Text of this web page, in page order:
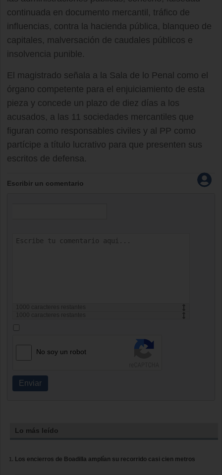
continuada en documento mercantil, tráfico de
influencias, contra la hacienda pública, blanqueo de
capitales, malversación de caudales públicos e
insolvencia punible.
El magistrado señala a la Sala de lo Penal como el
órgano competente para el enjuiciamiento de esta
pieza y concede un plazo de diez días a los
acusados, a las 11 sociedades mercantiles que
figuran como responsables civiles y al PP como
partícipe a título lucrativo para que presenten sus
escritos de defensa.
Escribir un comentario
1000
caracteres restantes
1000
caracteres restantes
No soy un robot
Enviar
Lo más leído
Los encierros de Boadilla amplían su recorrido casi cien metros